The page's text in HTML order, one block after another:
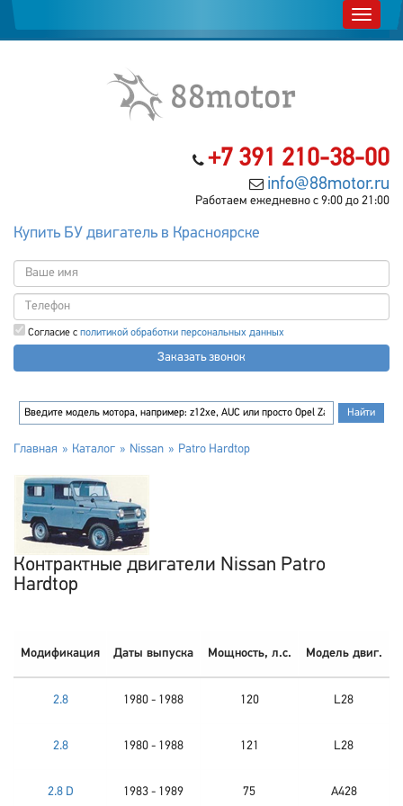
+7 391 210-38-00
info@88motor.ru
Работаем ежедневно с 9:00 до 21:00
Купить БУ двигатель в Красноярске
Согласие с политикой обработки персональных данных
Заказать звонок
Главная Каталог Nissan Patro Hardtop
Контрактные двигатели Nissan Patro
Hardtop
Модификация Даты выпуска Мощность, л.с. Модель двиг.
2.8 1980 - 1988 120 L28
2.8 1980 - 1988 121 L28
2.8 D 1983 - 1989 75 A428